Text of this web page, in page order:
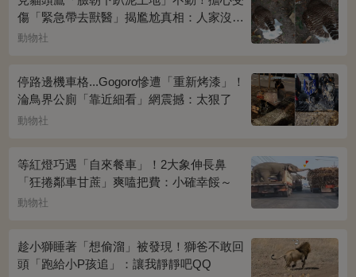
傷「緊急帶去獸醫」揭尷尬真相：人家沒
事...
動物社
停路邊機車格...Gogoro慘遭「重新烤漆」！
淪鳥界公廁「靠近細看」網震撼：太狠了
動物社
等紅燈巧遇「自來餐車」！2大象伸長鼻
「狂捲鄰車甘蔗」爽嗑把費：小確幸餒～
動物社
趁小獅睡著「想偷溜」被發現！獅爸不敢回
頭「跑給小P孩追」：讓我靜靜吧QQ